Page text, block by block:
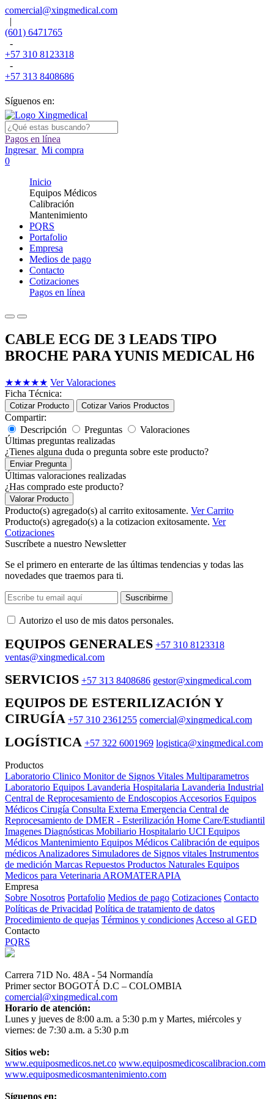
comercial@xingmedical.com
|
(601) 6471765
-
+57 310 8123318
-
+57 313 8408686
Síguenos en:
Pagos en línea
Ingresar Mi compra
0
Inicio
Equipos Médicos
Calibración
Mantenimiento
PQRS
Portafolio
Empresa
Medios de pago
Contacto
Cotizaciones
Pagos en línea
CABLE ECG DE 3 LEADS TIPO
BROCHE PARA YUNIS MEDICAL H6
★★★★★ Ver Valoraciones
Ficha Técnica:
Cotizar Producto Cotizar Varios Productos
Compartir:
Descripción
Preguntas
Valoraciones
Últimas preguntas realizadas
¿Tienes alguna duda o pregunta sobre este producto?
Enviar Pregunta
Últimas valoraciones realizadas
¿Has comprado este producto?
Valorar Producto
Producto(s) agregado(s) al carrito exitosamente. Ver Carrito
Producto(s) agregado(s) a la cotizacion exitosamente. Ver
Cotizaciones
Suscríbete a nuestro Newsletter
Se el primero en enterarte de las últimas tendencias y todas las
novedades que traemos para ti.
Suscribirme
Autorizo ​​el uso de mis datos personales.
EQUIPOS GENERALES +57 310 8123318
ventas@xingmedical.com
SERVICIOS +57 313 8408686 gestor@xingmedical.com
EQUIPOS DE ESTERILIZACIÓN Y
CIRUGÍA +57 310 2361255 comercial@xingmedical.com
LOGÍSTICA +57 322 6001969 logistica@xingmedical.com
Productos
Laboratorio Clinico Monitor de Signos Vitales Multiparametros
Laboratorio Equipos Lavanderia Hospitalaria Lavanderia Industrial
Central de Reprocesamiento de Endoscopios Accesorios Equipos
Médicos Cirugía Consulta Externa Emergencia Central de
Reprocesamiento de DMER - Esterilización Home Care/Estudiantil
Imagenes Diagnósticas Mobiliario Hospitalario UCI Equipos
Médicos Mantenimiento Equipos Médicos Calibración de equipos
médicos Analizadores Simuladores de Signos vitales Instrumentos
de medición Marcas Repuestos Productos Naturales Equipos
Medicos para Veterinaria AROMATERAPIA
Empresa
Sobre Nosotros Portafolio Medios de pago Cotizaciones Contacto
Políticas de Privacidad Política de tratamiento de datos
Procedimiento de quejas Términos y condiciones Acceso al GED
Contacto
PQRS
Carrera 71D No. 48A - 54 Normandía
Primer sector BOGOTÁ D.C – COLOMBIA
comercial@xingmedical.com
Horario de atención:
Lunes y jueves de 8:00 a.m. a 5:30 p.m y Martes, miércoles y
viernes: de 7:30 a.m. a 5:30 p.m
Sitios web:
www.equiposmedicos.net.co www.equiposmedicoscalibracion.com
www.equiposmedicosmantenimiento.com
Síguenos en: